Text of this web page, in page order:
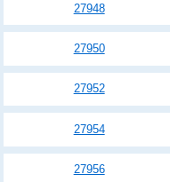
27948
27950
27952
27954
27956